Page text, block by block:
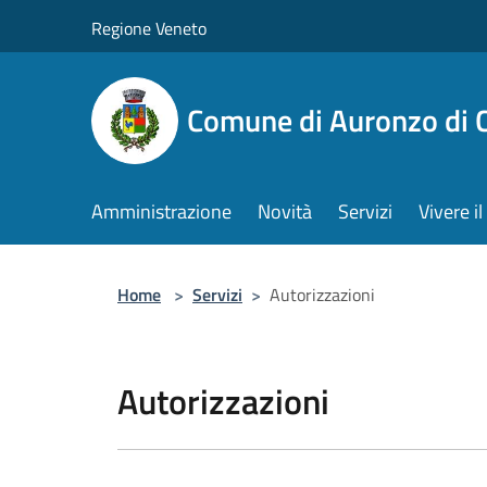
Regione Veneto
Comune di Auronzo di
Amministrazione Novità Servizi Vivere
Home > Servizi > Autorizzazioni
Autorizzazioni